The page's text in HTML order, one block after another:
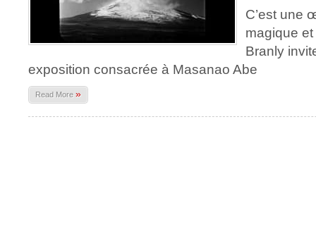
C’est une
magique
Branly
exposition consacrée à Masanao Abe
Read More »